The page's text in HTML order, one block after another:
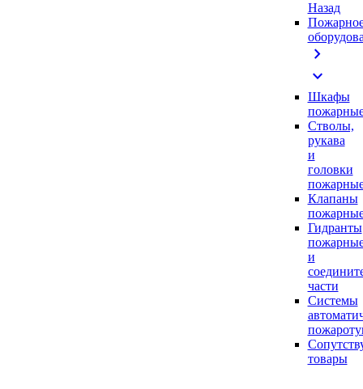
Назад
chevron_right
expand_more
Шкафы
Стволы,
рукава
и
головки
Клапаны
Гидранты
и
части
Системы
товары